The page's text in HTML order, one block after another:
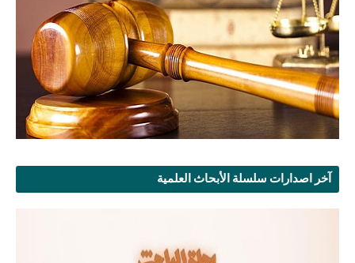
آخر اصدارات سلسلة الأبحاث العلمية